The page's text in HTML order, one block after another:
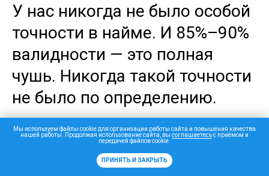
У нас никогда не было особой
точности в найме. И 85%–90%
валидности — это полная
чушь. Никогда такой точности
не было по определению.
Эдуард Бабушкин,
Мы используем файлы cookie для организации работы сайта и повышения качества
нашей работы. Продолжая использование сайта, вы соглашаетесьс приёмом и
передачей файлов cookie.
ПРИНЯТЬ И ЗАКРЫТЬ